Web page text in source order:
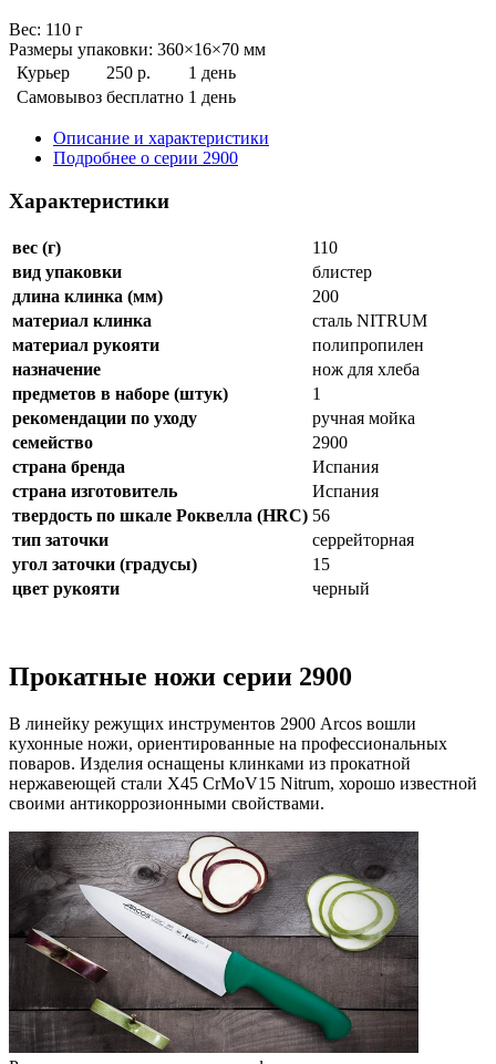
Веc: 110 г
Размеры упаковки: 360×16×70 мм
Курьер
250 р.
1 день
Самовывоз бесплатно 1 день
Описание и характеристики
Подробнее о серии 2900
Характеристики
вес (г)
110
вид упаковки
блистер
длина клинка (мм)
200
материал клинка
сталь NITRUM
материал рукояти
полипропилен
назначение
нож для хлеба
предметов в наборе (штук)
1
рекомендации по уходу
ручная мойка
семейство
2900
страна бренда
Испания
страна изготовитель
Испания
твердость по шкале Роквелла (HRC) 56
тип заточки
серрейторная
угол заточки (градусы)
15
цвет рукояти
черный
Прокатные ножи серии 2900
В линейку режущих инструментов 2900 Arcos вошли
кухонные ножи, ориентированные на профессиональных
поваров. Изделия оснащены клинками из прокатной
нержавеющей стали X45 CrMoV15 Nitrum, хорошо известной
своими антикоррозионными свойствами.